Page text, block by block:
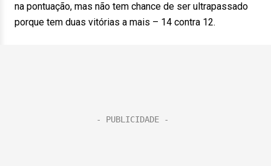
na pontuação, mas não tem chance de ser ultrapassado
porque tem duas vitórias a mais – 14 contra 12.